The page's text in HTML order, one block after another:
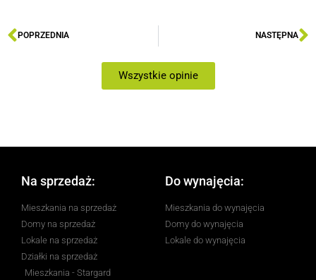
POPRZEDNIA NASTĘPNA
Wszystkie opinie
Na sprzedaż:
Mieszkania na sprzedaż
Domy na sprzedaż
Lokale na sprzedaż
Działki na sprzedaż
Mieszkania - Stargard
Do wynajęcia:
Mieszkania do wynajęcia
Domy do wynajęcia
Lokale do wynajęcia